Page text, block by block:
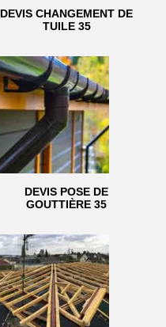
DEVIS CHANGEMENT DE
TUILE 35
DEVIS POSE DE
GOUTTIÈRE 35